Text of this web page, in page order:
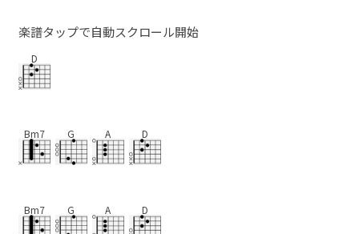
楽譜タップで自動スクロール開始
D
Bm7 G A D
Bm7 G A D